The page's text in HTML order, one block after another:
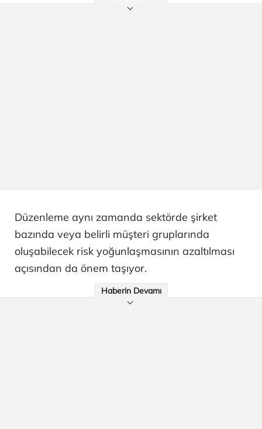
Düzenleme aynı zamanda sektörde şirket
bazında veya belirli müşteri gruplarında
oluşabilecek risk yoğunlaşmasının azaltılması
açısından da önem taşıyor.
Haberin Devamı